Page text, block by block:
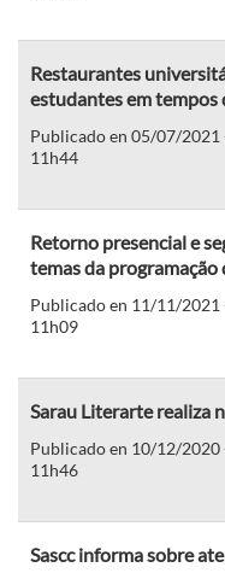
Restaurantes
estudantes em tempos
Publicado en 05/07/
11h44
Retorno presencial e
temas da programação
Publicado en 11/11/
11h09
Sarau Literarte realiza
Publicado en 10/12/
11h46
Sascc informa sobre